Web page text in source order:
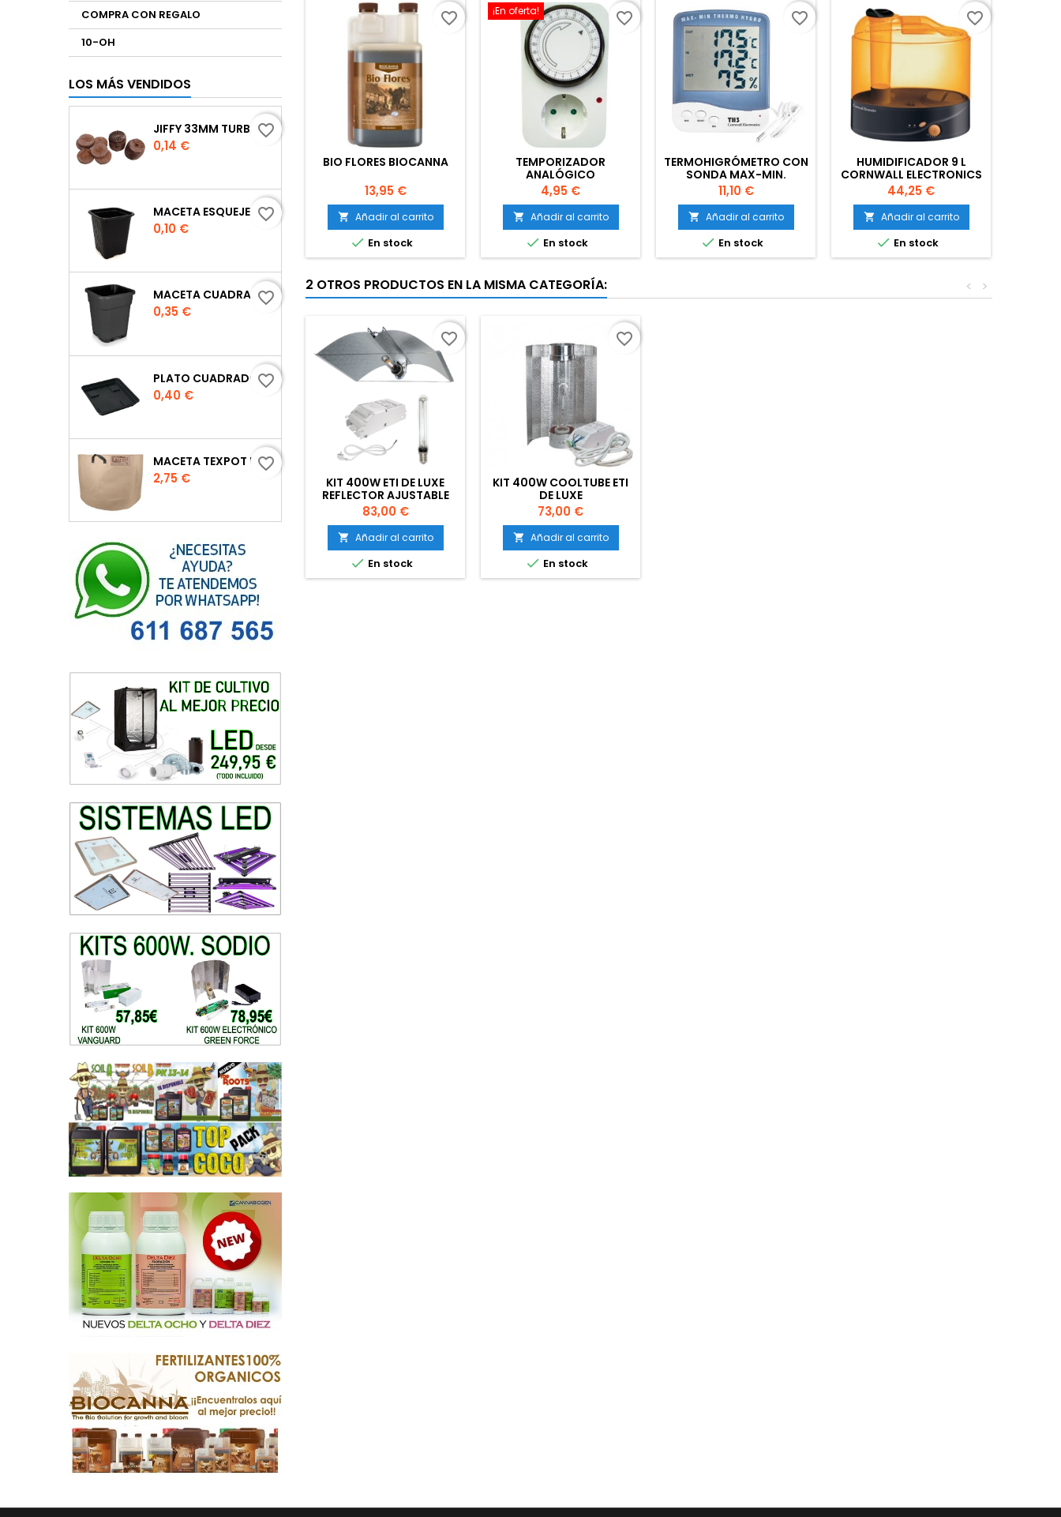
COMPRA CON REGALO
10-OH
LOS MÁS VENDIDOS
JIFFY 33MM TURBA
Precio
0,14 €
favorite_border
MACETA ESQUEJE 7X7X8 CM.
Precio
0,10 €
favorite_border
MACETA CUADRADA NEGRA
Precio
0,35 €
favorite_border
PLATO CUADRADO PARA MACETA
Precio
0,40 €
favorite_border
MACETA TEXPOT URBAN COLOR ARENA
Precio
2,75 €
favorite_border
BIO FLORES BIOCANNA
Precio
13,95 €
 Añadir al carrito
 En stock
favorite_border ¡En oferta!
TEMPORIZADOR
ANALÓGICO
Precio
4,95 €
 Añadir al carrito
 En stock
favorite_border
TERMOHIGRÓMETRO CON
SONDA MAX-MIN.
PANTALLA GRANDE
Precio
11,10 €
 Añadir al carrito
 En stock
favorite_border
HUMIDIFICADOR 9 L
CORNWALL ELECTRONICS
Precio
44,25 €
 Añadir al carrito
 En stock
favorite_border
2 OTROS PRODUCTOS EN LA MISMA CATEGORÍA: >
<
KIT 400W ETI DE LUXE
REFLECTOR AJUSTABLE
Precio
83,00 €
 Añadir al carrito
 En stock
favorite_border
KIT 400W COOLTUBE ETI
DE LUXE
Precio
73,00 €
 Añadir al carrito
 En stock
favorite_border